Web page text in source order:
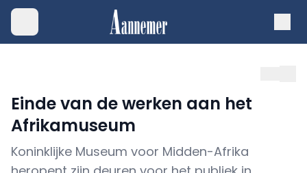
Einde van de werken aan het
Afrikamuseum
Koninklijke Museum voor Midden-Afrika